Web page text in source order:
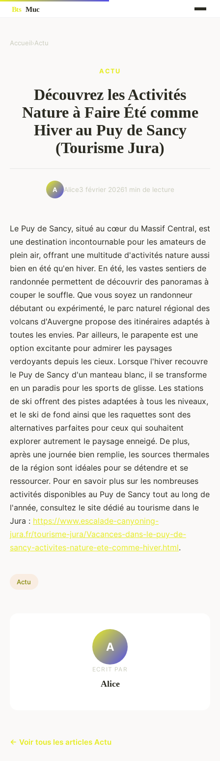
Accueil›Actu
ACTU
Découvrez les Activités
Nature à Faire Été comme
Hiver au Puy de Sancy
(Tourisme Jura)
A Alice3 février 20261 min de lecture
Le Puy de Sancy, situé au cœur du Massif Central, est
une destination incontournable pour les amateurs de
plein air, offrant une multitude d'activités nature aussi
bien en été qu'en hiver. En été, les vastes sentiers de
randonnée permettent de découvrir des panoramas à
couper le souffle. Que vous soyez un randonneur
débutant ou expérimenté, le parc naturel régional des
volcans d'Auvergne propose des itinéraires adaptés à
toutes les envies. Par ailleurs, le parapente est une
option excitante pour admirer les paysages
verdoyants depuis les cieux. Lorsque l'hiver recouvre
le Puy de Sancy d'un manteau blanc, il se transforme
en un paradis pour les sports de glisse. Les stations
de ski offrent des pistes adaptées à tous les niveaux,
et le ski de fond ainsi que les raquettes sont des
alternatives parfaites pour ceux qui souhaitent
explorer autrement le paysage enneigé. De plus,
après une journée bien remplie, les sources thermales
de la région sont idéales pour se détendre et se
ressourcer. Pour en savoir plus sur les nombreuses
activités disponibles au Puy de Sancy tout au long de
l'année, consultez le site dédié au tourisme dans le
Jura : https://www.escalade-canyoning-
jura.fr/tourisme-jura/Vacances-dans-le-puy-de-
sancy-activites-nature-ete-comme-hiver.html.
Actu
A
ECRIT PAR
Alice
← Voir tous les articles Actu